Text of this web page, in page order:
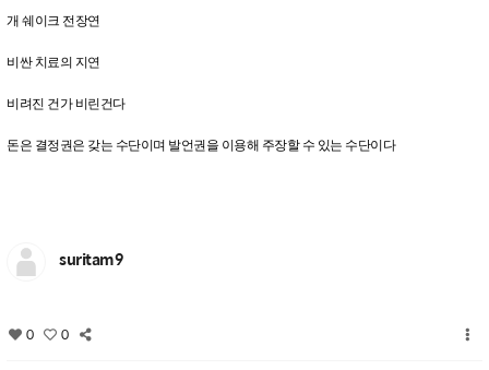
개 쉐이크 전장연
비싼 치료의 지연
비려진 건가 비린건다
돈은 결정권은 갖는 수단이며 발언권을 이용해 주장할 수 있는 수단이다
suritam9
0 0